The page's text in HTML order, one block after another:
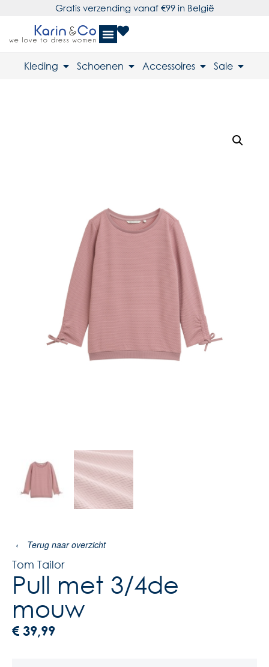
Gratis verzending vanaf €99 in België
Kleding Schoenen Accessoires Sale
‹ Terug naar overzicht
Tom Tailor
Pull met 3/4de
mouw
€ 39,99